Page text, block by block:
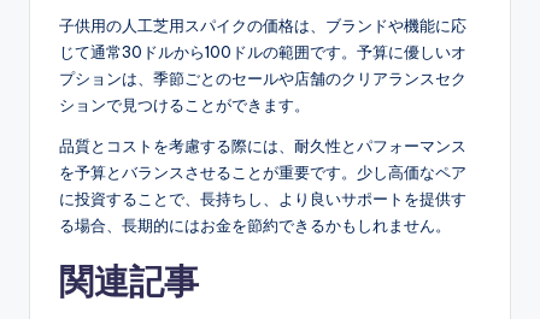
子供用の人工芝用スパイクの価格は、ブランドや機能に応
じて通常30ドルから100ドルの範囲です。予算に優しいオ
プションは、季節ごとのセールや店舗のクリアランスセク
ションで見つけることができます。
品質とコストを考慮する際には、耐久性とパフォーマンス
を予算とバランスさせることが重要です。少し高価なペア
に投資することで、長持ちし、より良いサポートを提供す
る場合、長期的にはお金を節約できるかもしれません。
関連記事